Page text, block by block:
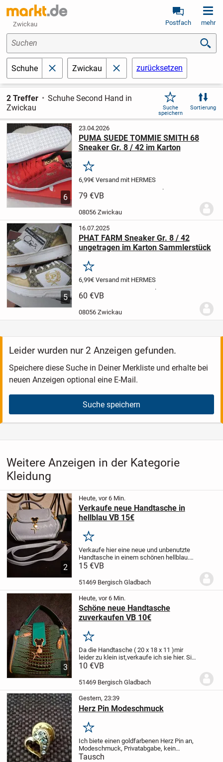
Zwickau Postfach mehr
Suchen
Schuhe schließenZwickau schließenzurücksetzen
2 Treffer
Schuhe Second Hand in
Zwickau
Suche
speichern
Sortierung
6
23.04.2026
PUMA SUEDE TOMMIE SMITH 68
Sneaker Gr. 8 / 42 im Karton
Merken
6,99€ Versand mit HERMES
.
79 €VB
08056 Zwickau
5
16.07.2025
PHAT FARM Sneaker Gr. 8 / 42
ungetragen im Karton Sammlerstück
Merken
6,99€ Versand mit HERMES
.
60 €VB
08056 Zwickau
Leider wurden nur 2 Anzeigen gefunden.
Speichere diese Suche in Deiner Merkliste und erhalte bei
neuen Anzeigen optional eine E-Mail.
Suche speichern
Weitere Anzeigen in der Kategorie
Kleidung
2
Heute, vor 6 Min.
Verkaufe neue Handtasche in
hellblau VB 15€
Merken
Verkaufe hier eine neue und unbenutzte
Handtasche in einem schönen hellblau.
Der Trageriemen ist wechselbar.
15 €VB
51469 Bergisch Gladbach
3
Heute, vor 6 Min.
Schöne neue Handtasche
zuverkaufen VB 10€
Merken
Da die Handtasche ( 20 x 18 x 11 )mir
leider zu klein ist,verkaufe ich sie hier. Sie
ist neu und unbenutzt.
10 €VB
51469 Bergisch Gladbach
Gestern, 23:39
Herz Pin Modeschmuck
Merken
Ich biete einen goldfarbenen Herz Pin an,
Modeschmuck, Privatabgabe, kein
Umtausch, Tierfreier Nichtraucher
Tausch